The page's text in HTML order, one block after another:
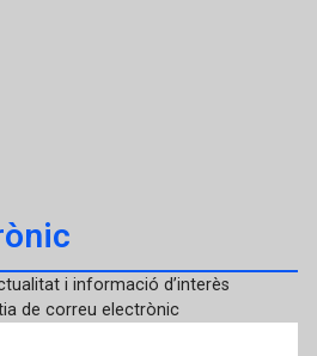
i informació d’interès
de correu electrònic